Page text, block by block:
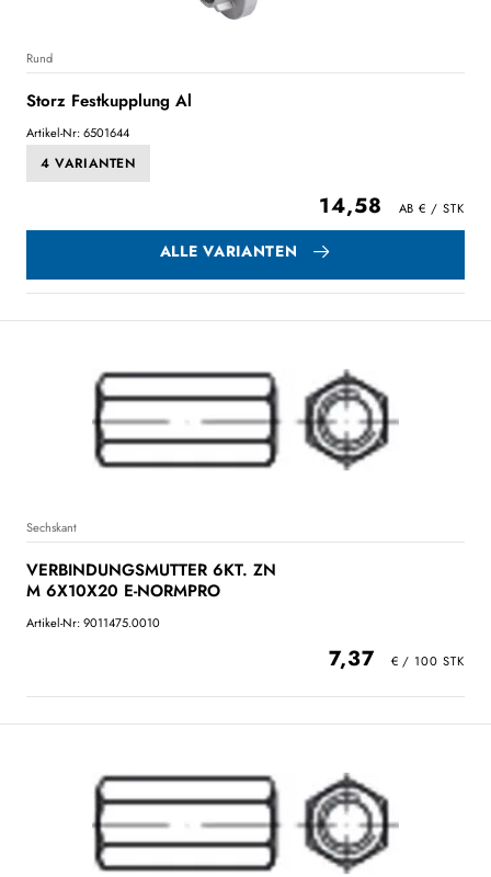
Rund
Storz Festkupplung Al
Artikel-Nr: 6501644
4 VARIANTEN
14,58
ALLE VARIANTEN
Sechskant
VERBINDUNGSMUTTER 6KT. ZN
M 6X10X20 E-NORMPRO
Artikel-Nr: 9011475.0010
7,37